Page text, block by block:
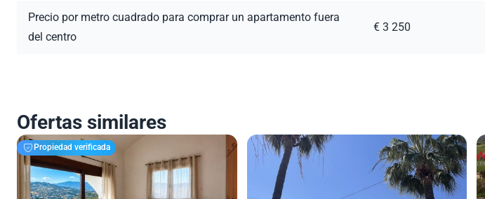
Precio por metro cuadrado para comprar un apartamento fuera
del centro
€ 3 250
Ofertas similares
Propiedad verificada